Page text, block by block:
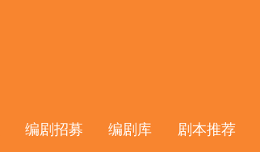
编剧招募 编剧库 剧本推荐